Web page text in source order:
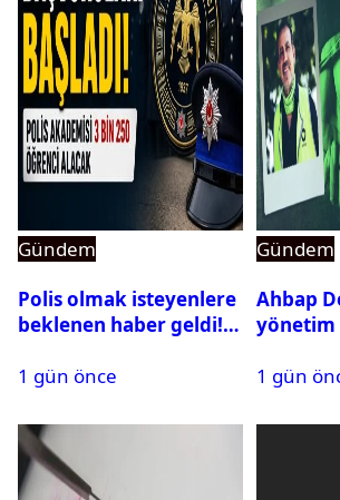
Gündem
Polis olmak isteyenlere
beklenen haber geldi!
1 gün önce
Gündem
Ahbap
yönetim
açıldı
1 gün